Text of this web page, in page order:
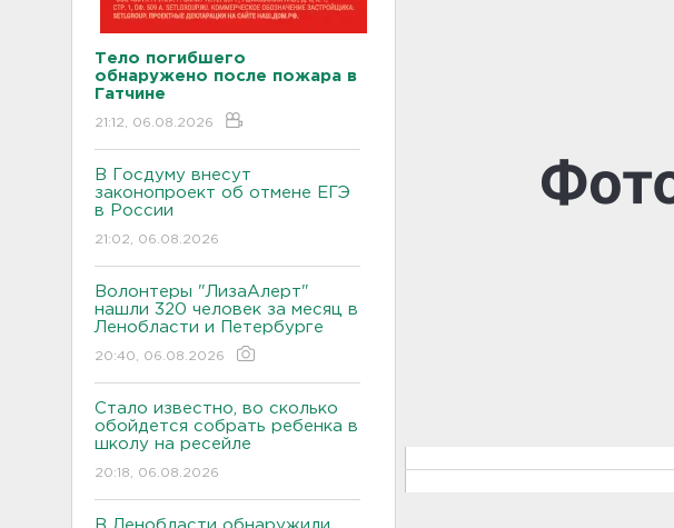
Тело погибшего
обнаружено после пожара в
Гатчине
21:12, 06.08.2026
В Госдуму внесут
законопроект об отмене ЕГЭ
в России
21:02, 06.08.2026
Волонтеры "ЛизаАлерт"
нашли 320 человек за месяц в
Ленобласти и Петербурге
20:40, 06.08.2026
Стало известно, во сколько
обойдется собрать ребенка в
школу на ресейле
20:18, 06.08.2026
В Ленобласти обнаружили